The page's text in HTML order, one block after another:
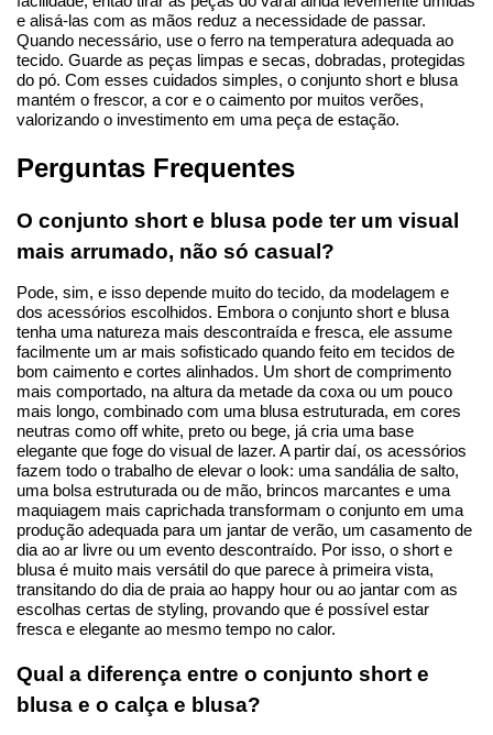
e alisá-las com as mãos reduz a necessidade de passar.
Quando necessário, use o ferro na temperatura adequada ao
tecido. Guarde as peças limpas e secas, dobradas, protegidas
do pó. Com esses cuidados simples, o conjunto short e blusa
mantém o frescor, a cor e o caimento por muitos verões,
valorizando o investimento em uma peça de estação.
Perguntas Frequentes
O conjunto short e blusa pode ter um visual
mais arrumado, não só casual?
Pode, sim, e isso depende muito do tecido, da modelagem e
dos acessórios escolhidos. Embora o conjunto short e blusa
tenha uma natureza mais descontraída e fresca, ele assume
facilmente um ar mais sofisticado quando feito em tecidos de
bom caimento e cortes alinhados. Um short de comprimento
mais comportado, na altura da metade da coxa ou um pouco
mais longo, combinado com uma blusa estruturada, em cores
neutras como off white, preto ou bege, já cria uma base
elegante que foge do visual de lazer. A partir daí, os acessórios
fazem todo o trabalho de elevar o look: uma sandália de salto,
uma bolsa estruturada ou de mão, brincos marcantes e uma
maquiagem mais caprichada transformam o conjunto em uma
produção adequada para um jantar de verão, um casamento de
dia ao ar livre ou um evento descontraído. Por isso, o short e
blusa é muito mais versátil do que parece à primeira vista,
transitando do dia de praia ao happy hour ou ao jantar com as
escolhas certas de styling, provando que é possível estar
fresca e elegante ao mesmo tempo no calor.
Qual a diferença entre o conjunto short e
blusa e o calça e blusa?